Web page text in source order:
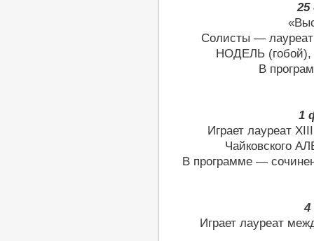
25
Солисты —
НОДЕЛЬ
В
1
Играет лауреат
Чайковского
В программе —
4
Играет лауреат